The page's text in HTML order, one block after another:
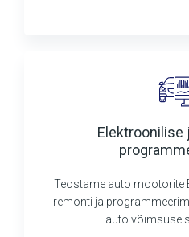
Elektroonilise
Teostame auto mootorite
remonti ja
auto võimsuse